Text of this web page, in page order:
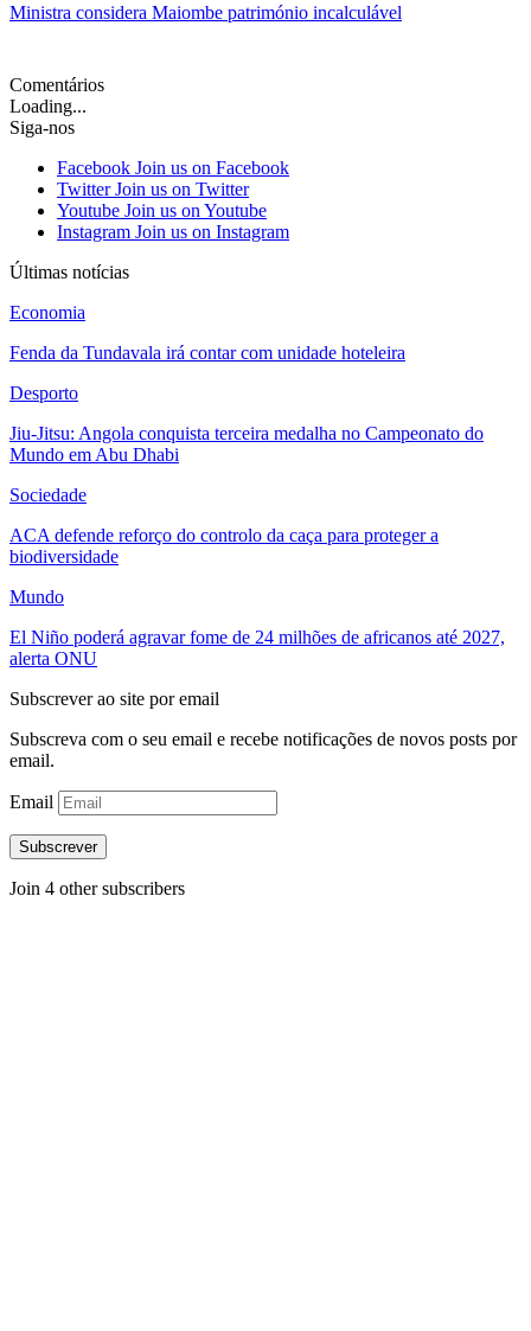
Ministra considera Maiombe património incalculável
Comentários
Loading...
Siga-nos
Facebook Join us on Facebook
Twitter Join us on Twitter
Youtube Join us on Youtube
Instagram Join us on Instagram
Últimas notícias
Economia
Fenda da Tundavala irá contar com unidade hoteleira
Desporto
Jiu-Jitsu: Angola conquista terceira medalha no Campeonato do
Mundo em Abu Dhabi
Sociedade
ACA defende reforço do controlo da caça para proteger a
biodiversidade
Mundo
El Niño poderá agravar fome de 24 milhões de africanos até 2027,
alerta ONU
Subscrever ao site por email
Subscreva com o seu email e recebe notificações de novos posts por
email.
Email
Subscrever
Join 4 other subscribers